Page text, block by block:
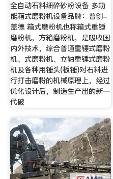
全自动石料细碎砂粉设备 多功
能箱式磨粉机设备品牌：普创-
盖德 箱式磨粉机也称箱式重锤
磨粉机，方箱磨粉机，是吸收国
内外技术，综合普通重锤式磨粉
机、式磨粉机、立轴重锤式磨粉
机及各种用锤头(板锤)对石料进
行打击磨粉的机械原理上，经过
优化设计后，制造生产出的新一
代破